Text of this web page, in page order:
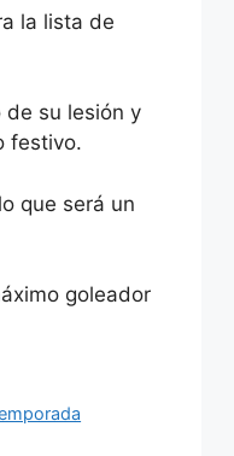
la lista de
su lesión y
festivo.
que será un
goleador